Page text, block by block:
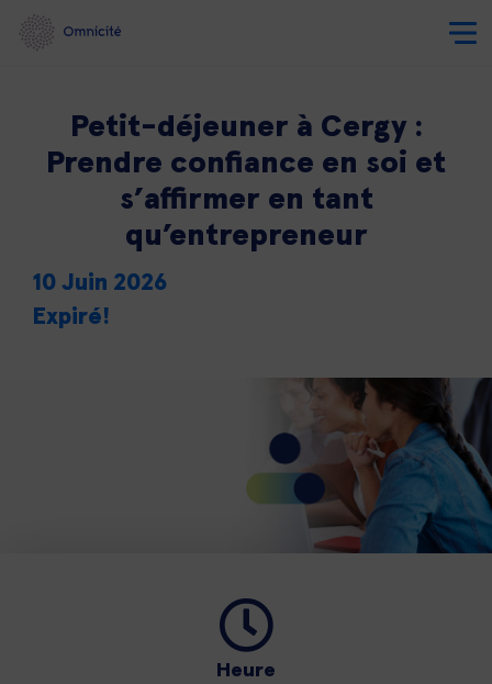
Petit-déjeuner à Cergy :
Prendre confiance en soi et
s’affirmer en tant
qu’entrepreneur
10 Juin 2026
Expiré!
Heure